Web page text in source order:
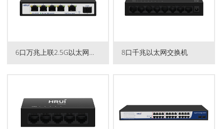
6口万兆上联2.5G以太网交换... 8口千兆以太网交换机